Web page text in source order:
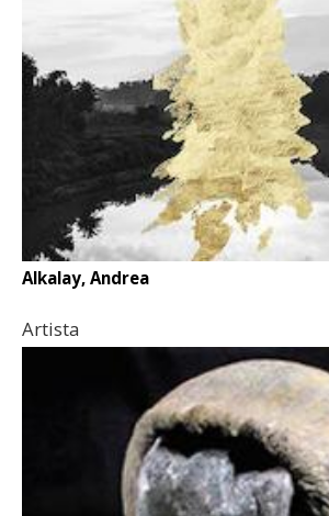
Alkalay, Andrea
Artista